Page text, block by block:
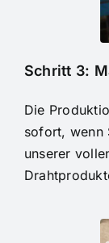
Schritt 3:
Die
sofort, wenn
unserer